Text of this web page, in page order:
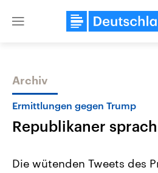
Close
Themen
Archiv
Ermittlungen gegen Trump
Republikaner
Die wütenden Tweets des